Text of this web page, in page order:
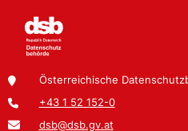
Österreichische
+43 1 52 152-0
dsb@dsb.gv.at